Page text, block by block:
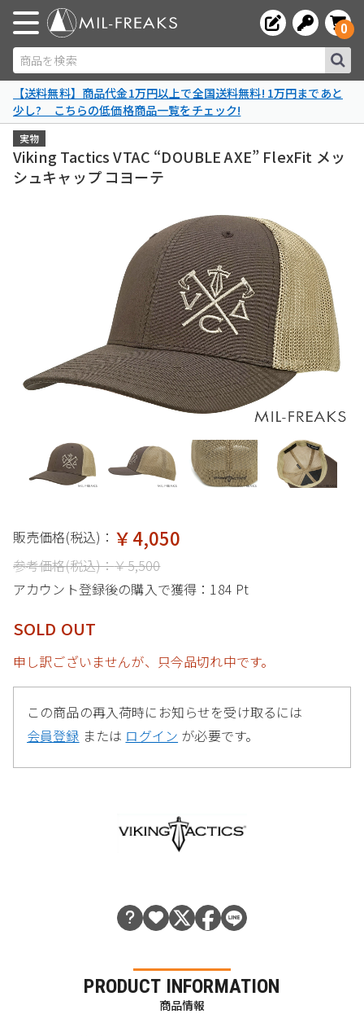
商品を検索
0
【送料無料】商品代金1万円以上で全国送料無料! 1万円まであと
少し? こちらの低価格商品一覧をチェック!
実物
Viking Tactics VTAC “DOUBLE AXE” FlexFit メッ
シュキャップ コヨーテ
販売価格(税込)： ￥4,050
参考価格(税込)：￥5,500
アカウント登録後の購入で獲得： 184 Pt
SOLD OUT
申し訳ございませんが、只今品切れ中です。
この商品の再入荷時にお知らせを受け取るには
会員登録 または ログイン が必要です。
PRODUCT INFORMATION
商品情報